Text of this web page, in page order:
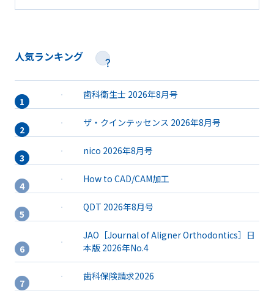
人気ランキング
歯科衛生士 2026年8月号
ザ・クインテッセンス 2026年8月号
nico 2026年8月号
How to CAD/CAM加工
QDT 2026年8月号
JAO［Journal of Aligner Orthodontics］日
本版 2026年No.4
歯科保険請求2026